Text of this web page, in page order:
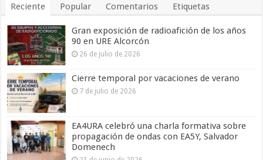
Reciente Popular Comentarios Etiquetas
Gran exposición de radioafición de los años
90 en URE Alcorcón
26 de julio de 2026
Cierre temporal por vacaciones de verano
7 de julio de 2026
EA4URA celebró una charla formativa sobre
propagación de ondas con EA5Y, Salvador
Domenech